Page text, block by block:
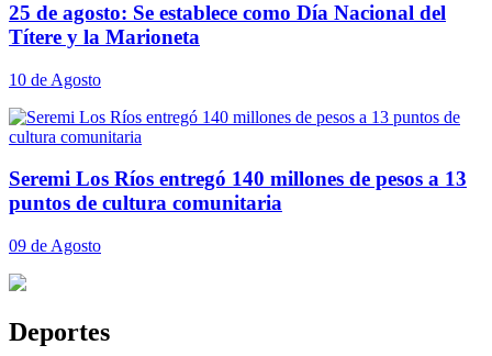
25 de agosto: Se establece como Día Nacional del
Títere y la Marioneta
10 de Agosto
Seremi Los Ríos entregó 140 millones de pesos a 13
puntos de cultura comunitaria
09 de Agosto
Deportes